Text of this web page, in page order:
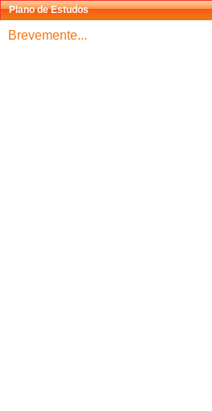
Plano de Estudos
Brevemente...